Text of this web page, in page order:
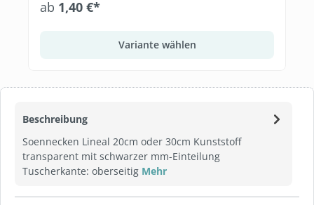
Beschreibung
Soennecken Lineal 20cm oder 30cm Kunststoff
transparent mit schwarzer mm-Einteilung
Tuscherkante: oberseitig Mehr
ab 1,40 €*
Variante wählen